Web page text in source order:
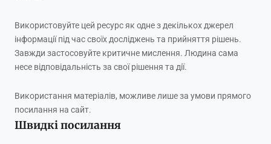
Використовуйте цей ресурс як одне з декількох джерел
інформації під час своїх досліджень та прийняття рішень.
Завжди застосовуйте критичне мислення. Людина сама
несе відповідальність за свої рішення та дії.
Використання матеріалів, можливе лише за умови прямого
посилання на сайт.
Швидкі посилання